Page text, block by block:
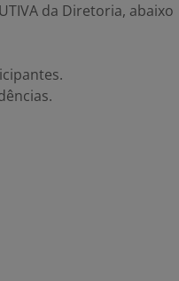
da Diretoria, abaixo